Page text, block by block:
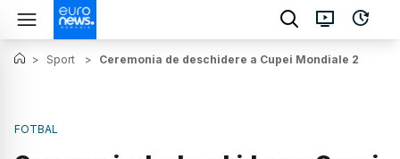
> Sport > Ceremonia de deschidere a Cupei Mondiale 2026
FOTBAL